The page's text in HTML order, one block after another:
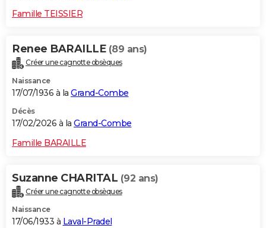
Famille TEISSIER
Renee BARAILLE (89 ans)
Créer une cagnotte obsèques
Naissance
17/07/1936 à la Grand-Combe
Décès
17/02/2026 à la Grand-Combe
Famille BARAILLE
Suzanne CHARITAL (92 ans)
Créer une cagnotte obsèques
Naissance
17/06/1933 à Laval-Pradel